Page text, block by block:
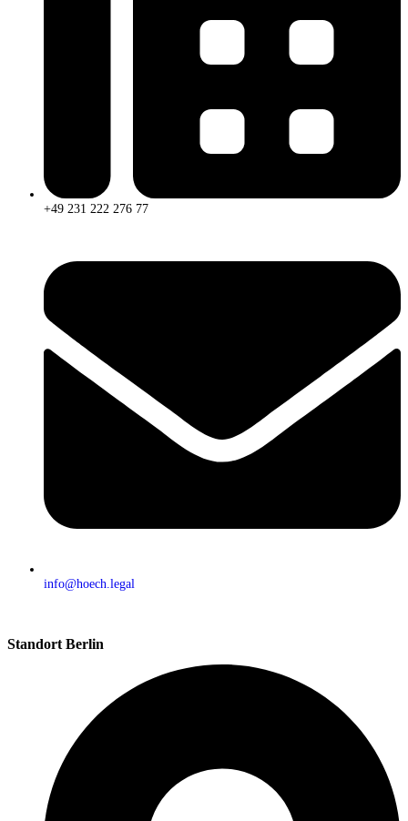
+49 231 222 276 77
info@hoech.legal
Standort Berlin